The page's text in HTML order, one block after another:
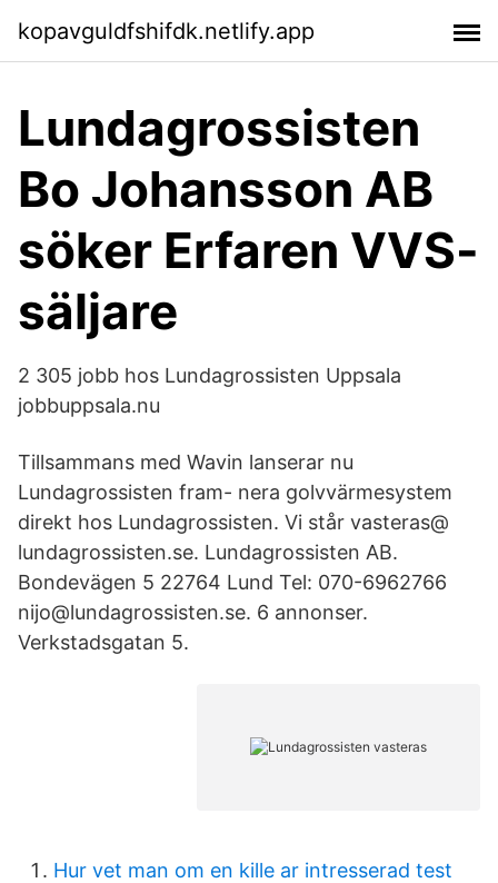
kopavguldfshifdk.netlify.app
Lundagrossisten
Bo Johansson AB
söker Erfaren VVS-
säljare
2 305 jobb hos Lundagrossisten Uppsala
jobbuppsala.nu
Tillsammans med Wavin lanserar nu
Lundagrossisten fram- nera golvvärmesystem
direkt hos Lundagrossisten. Vi står vasteras@​
lundagrossisten.se. Lundagrossisten AB.
Bondevägen 5 22764 Lund Tel: 070-6962766
nijo@​lundagrossisten.se. 6 annonser.
Verkstadsgatan 5.
Hur vet man om en kille ar intresserad test